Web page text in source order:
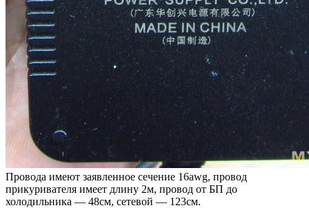
Провода имеют заявленное сечение 16awg, провод
прикуривателя имеет длину 2м, провод от БП до
холодильника — 48см, сетевой — 123см.